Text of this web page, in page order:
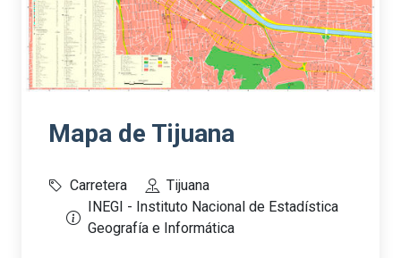
Mapa de Tijuana
Carretera
Tijuana
INEGI - Instituto Nacional de Estadística
Geografía e Informática